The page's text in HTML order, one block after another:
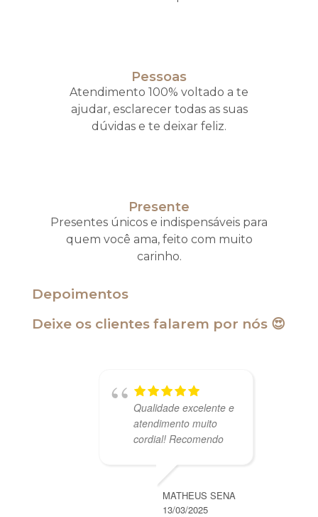
Pessoas
Atendimento 100% voltado a te
ajudar, esclarecer todas as suas
dúvidas e te deixar feliz.
Presente
Presentes únicos e indispensáveis para
quem você ama, feito com muito
carinho.
Depoimentos
Deixe os clientes falarem por nós 😍
Qualidade excelente e
atendimento muito
cordial! Recomendo
MATHEUS SENA
13/03/2025